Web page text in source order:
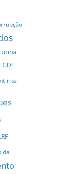
GDF
inss
da